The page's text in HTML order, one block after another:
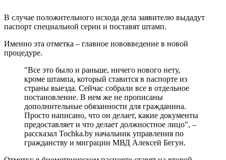
В случае положительного исхода дела заявителю выдадут
паспорт специальной серии и поставят штамп.
Именно эта отметка – главное нововведение в новой
процедуре.
"Все это было и раньше, ничего нового нету,
кроме штампа, который ставится в паспорте из
страны выезда. Сейчас собрали все в отдельное
постановление. В нем же не прописаны
дополнительные обязанности для гражданина.
Просто написано, что он делает, какие документы
предоставляет и что делает должностное лицо", –
рассказал Tochka.by начальник управления по
гражданству и миграции МВД Алексей Бегун.